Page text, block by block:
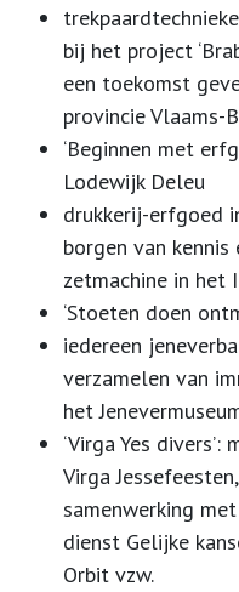
bij het project
een toekomst
provincie Vlaams-
‘Beginnen met
Lodewijk Deleu
drukkerij-erfgoed
borgen van
zetmachine in het
‘Stoeten doen
iedereen
verzamelen van
het
‘Virga Yes
Virga
samenwerking
dienst Gelijke
Orbit vzw.